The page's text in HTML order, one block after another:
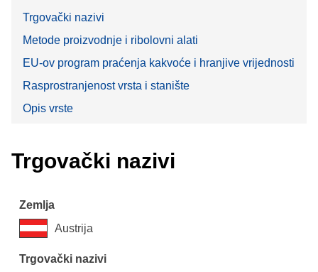
Trgovački nazivi
Metode proizvodnje i ribolovni alati
EU-ov program praćenja kakvoće i hranjive vrijednosti
Rasprostranjenost vrsta i stanište
Opis vrste
Trgovački nazivi
Austrija